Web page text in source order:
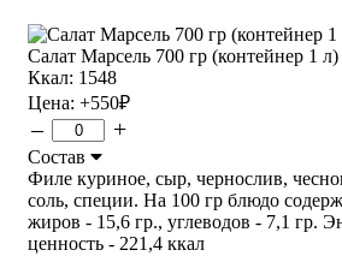
Салат Марсель 700 гр (контейнер 1 л)
Ккал: 1548
Цена: +550₽
– +
Состав
Филе куриное, сыр, чернослив,
соль, специи. На 100 гр блюдо
жиров - 15,6 гр., углеводов - 7,1 гр.
ценность - 221,4 ккал